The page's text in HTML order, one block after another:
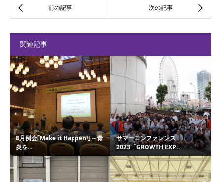
関連記事
8月例会｢Make it Happen!｣～青
炎を...
サマーコンファレンス
2023「GROWTH EXP...